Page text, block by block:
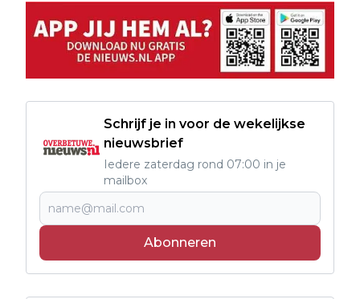
Schrijf je in voor de wekelijkse
nieuwsbrief
Iedere zaterdag rond 07:00 in je
mailbox
Abonneren